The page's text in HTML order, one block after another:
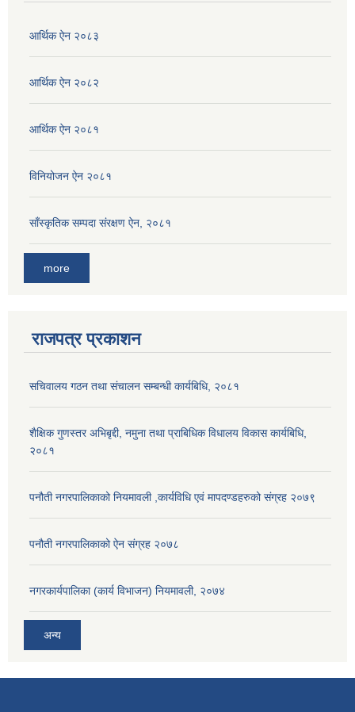
आर्थिक ऐन २०८३
आर्थिक ऐन २०८२
आर्थिक ऐन २०८१
विनियोजन ऐन २०८१
साँस्कृतिक सम्पदा संरक्षण ऐन, २०८१
more
राजपत्र प्रकाशन
सचिवालय गठन तथा संचालन सम्बन्धी कार्यबिधि, २०८१
शैक्षिक गुणस्तर अभिबृद्दी, नमुना तथा प्राबिधिक विधालय विकास कार्यबिधि,
२०८१
पनौती नगरपालिकाको नियमावली ,कार्यविधि एवं मापदण्डहरुको संग्रह २०७९
पनौती नगरपालिकाको ऐन संग्रह २०७८
नगरकार्यपालिका (कार्य विभाजन) नियमावली, २०७४
अन्य